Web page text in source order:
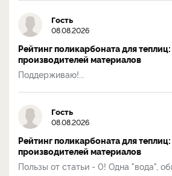
Гость
08.08.2026
Рейтинг поликарбоната для
производителей материалов
Поддерживаю!...
Гость
08.08.2026
Рейтинг поликарбоната для
производителей материалов
Пользы от статьи - 0! Одна "вода",